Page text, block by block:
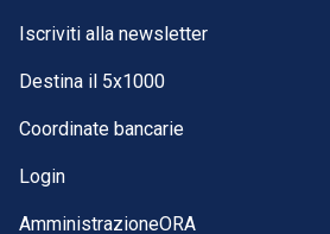
Iscriviti alla newsletter
Destina il 5x1000
Coordinate bancarie
Login
AmministrazioneORA